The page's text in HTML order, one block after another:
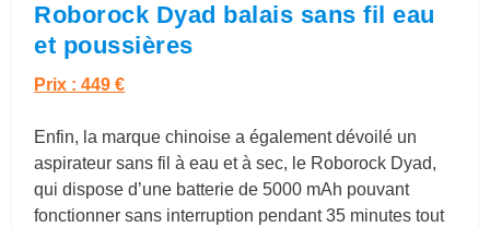
Roborock Dyad balais sans fil eau
et poussières
Prix : 449 €
Enfin, la marque chinoise a également dévoilé un
aspirateur sans fil à eau et à sec, le Roborock Dyad,
qui dispose d’une batterie de 5000 mAh pouvant
fonctionner sans interruption pendant 35 minutes tout